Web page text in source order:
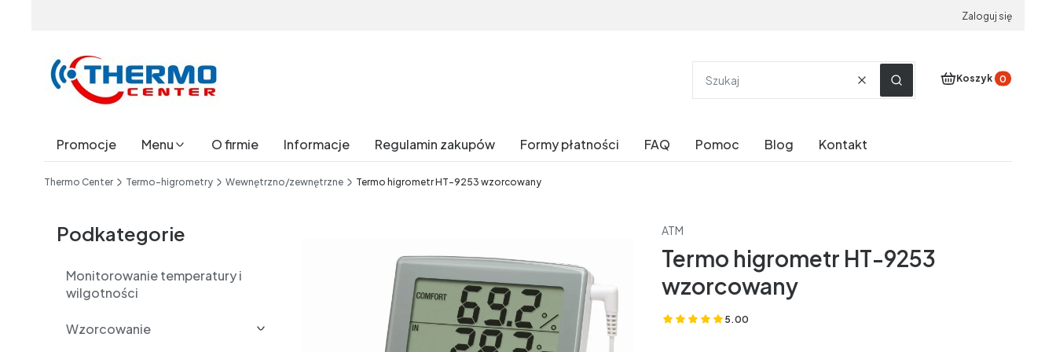
Zaloguj się
WyczyśćSzukaj
Produkty w
Koszyk
Promocje Menu O firmie Informacje Regulamin zakupów Formy płatności FAQ Pomoc Blog
Kontakt
Thermo Center Termo-higrometry Wewnętrzno/zewnętrzne Termo higrometr HT-9253 wzorcowany
Podkategorie
Monitorowanie temperatury i
wilgotności
Wzorcowanie
ATM
Termo higrometr HT-9253
wzorcowany
5.00
(Oceny: 1 Recenzje: 0)